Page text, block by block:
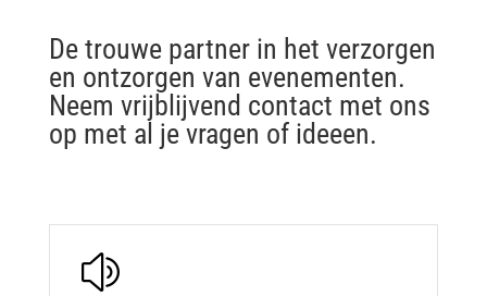
De trouwe partner in het verzorgen
en ontzorgen van evenementen.
Neem vrijblijvend contact met ons
op met al je vragen of ideeen.
z